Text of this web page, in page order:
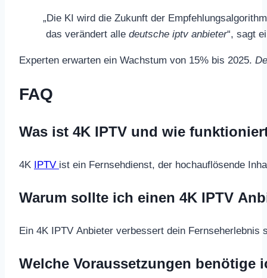
„Die KI wird die Zukunft der
das verändert alle deutsche iptv anbieter“, sagt
Experten erwarten ein Wachstum von 15% bis 2025.
FAQ
Was ist 4K IPTV und wie
4K IPTV ist ein Fernsehdienst, der hochauflösende
Warum sollte ich einen 4K IPTV
Ein 4K IPTV Anbieter verbessert dein
Welche Voraussetzungen benötige